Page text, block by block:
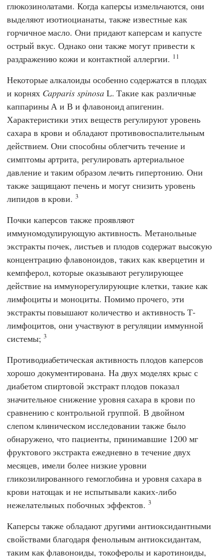
глюкозинолатами. Когда каперсы измельчаются, они
выделяют изотиоцианаты, также известные как
горчичное масло. Они придают каперсам и капусте
острый вкус. Однако они также могут привести к
раздражению кожи и контактной аллергии. 11
Некоторые алкалоиды особенно содержатся в плодах
и корнях Capparis spinosaL. Такие как различные
каппарины А и В и флавоноид апигенин.
Характеристики этих веществ регулируют уровень
сахара в крови и обладают противовоспалительным
действием. Они способны облегчить течение и
симптомы артрита, регулировать артериальное
давление и таким образом лечить гипертонию. Они
также защищают печень и могут снизить уровень
липидов в крови.3
Почки каперсов также проявляют
иммуномодулирующую активность. Метанольные
экстракты почек, листьев и плодов содержат высокую
концентрацию флавоноидов, таких как кверцетин и
кемпферол, которые оказывают регулирующее
действие на иммунорегулирующие клетки, такие как
лимфоциты и моноциты. Помимо прочего, эти
экстракты повышают количество и активность Т-
лимфоцитов, они участвуют в регуляции иммунной
системы; 3
Противодиабетическая активность плодов каперсов
хорошо документирована. На двух моделях крыс с
диабетом спиртовой экстракт плодов показал
значительное снижение уровня сахара в крови по
сравнению с контрольной группой. В двойном
слепом клиническом исследовании также было
обнаружено, что пациенты, принимавшие 1200 мг
фруктового экстракта ежедневно в течение двух
месяцев, имели более низкие уровни
гликозилированного гемоглобина и уровня сахара в
крови натощак и не испытывали каких-либо
нежелательных побочных эффектов.3
Каперсы также обладают другими антиоксидантными
свойствами благодаря фенольным антиоксидантам,
таким как флавоноиды, токоферолы и каротиноиды,